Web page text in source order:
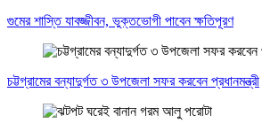
গুমের শাস্তি যাবজ্জীবন, ভুক্তভোগী পাবেন ক্ষতিপূরণ
চট্টগ্রামের বন্যাদুর্গত ৩ উপজেলা সফর করবেন প্রধানমন্ত্রী